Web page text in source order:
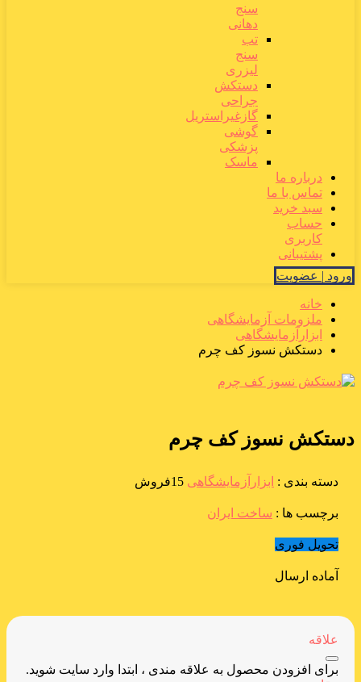
سنج
دهانی
تب
سنج
لیزری
دستکش
جراحی
گازغیراستریل
گوشی
پزشکی
ماسک
درباره ما
تماس با ما
سبد خرید
حساب
کاربری
پشتیبانی
ورود | عضویت
خانه
ملزومات آزمایشگاهی
ابزارآزمایشگاهی
دستکش نسوز کف چرم
دستکش نسوز کف چرم
دسته بندی : ابزارآزمایشگاهی 15فروش
برچسب ها : ساخت ایران
تحویل فوری
آماده ارسال
علاقه
برای افزودن محصول به علاقه مندی ، ابتدا وارد سایت شوید.